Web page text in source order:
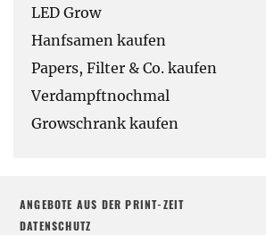
LED Grow
Hanfsamen kaufen
Papers, Filter & Co. kaufen
Verdampftnochmal
Growschrank kaufen
ANGEBOTE AUS DER PRINT-ZEIT
DATENSCHUTZ